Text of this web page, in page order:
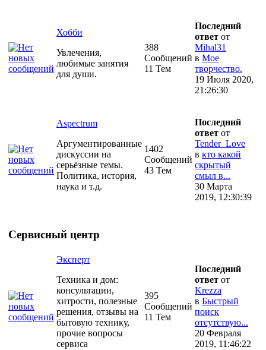
Хобби
Увлечения,
любимые занятия
для души.
388
Сообщений
11 Тем
Последний
ответ от
Mihal31
в Мое
творчество.
19 Июля 2020,
21:26:30
Aspectrum
Аргументированные
дискуссии на
серьёзные темы.
Политика, история,
наука и т.д.
1402
Сообщений
43 Тем
Последний
ответ от
Tender_Love
в кто какой
скрытый
смыл в...
30 Марта
2019, 12:30:39
Сервисный центр
Эксперт
Техника и дом:
консультации,
хитрости, полезные
решения, отзывы на
бытовую технику,
прочие вопросы
сервиса
395
Сообщений
11 Тем
Последний
ответ от
Krezza
в Быстрый
поиск
отсутствую...
20 Февраля
2019, 11:46:22